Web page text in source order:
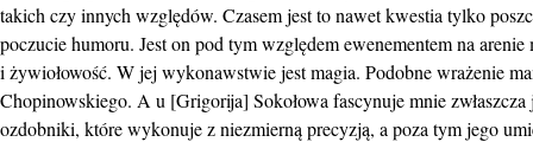
takich czy innych względów. Czasem jest to nawet kwestia tylko
poczucie humoru. Jest on pod tym względem ewenementem na
i żywiołowość. W jej wykonawstwie jest magia. Podobne wrażenie
Chopinowskiego. A u [Grigorija] Sokołowa fascynuje mnie
ozdobniki, które wykonuje z niezmierną precyzją, a poza tym jego